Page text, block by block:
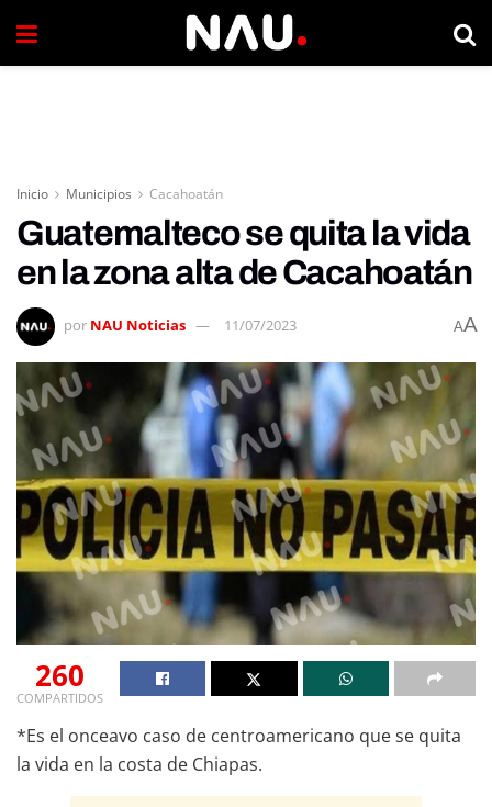
Inicio Municipios Cacahoatán
Guatemalteco se quita la vida
en la zona alta de Cacahoatán
por NAU Noticias 11/07/2023 AA
260
COMPARTIDOS
*Es el onceavo caso de centroamericano que se quita
la vida en la costa de Chiapas.